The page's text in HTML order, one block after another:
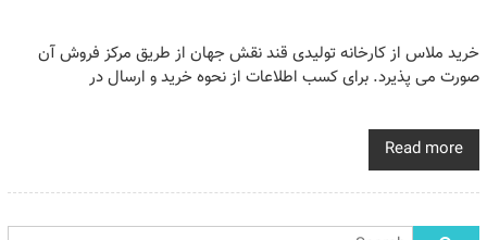
خرید ملاس از کارخانه تولیدی قند نقش جهان از طریق مرکز فروش آن
صورت می پذیرد. برای کسب اطلاعات از نحوه خرید و ارسال در
Read more